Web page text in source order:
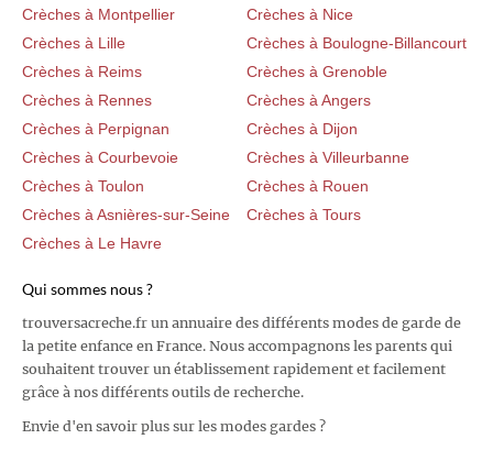
Crèches à Montpellier
Crèches à Nice
Crèches à Lille
Crèches à Boulogne-Billancourt
Crèches à Reims
Crèches à Grenoble
Crèches à Rennes
Crèches à Angers
Crèches à Perpignan
Crèches à Dijon
Crèches à Courbevoie
Crèches à Villeurbanne
Crèches à Toulon
Crèches à Rouen
Crèches à Asnières-sur-Seine
Crèches à Tours
Crèches à Le Havre
Qui sommes nous ?
trouversacreche.fr un annuaire des différents modes de garde de
la petite enfance en France. Nous accompagnons les parents qui
souhaitent trouver un établissement rapidement et facilement
grâce à nos différents outils de recherche.
Envie d'en savoir plus sur les modes gardes ?